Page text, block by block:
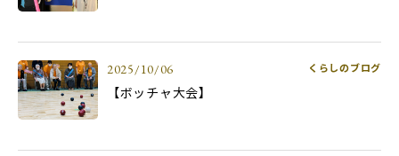
2025/10/06 くらしのブログ
【ボッチャ大会】